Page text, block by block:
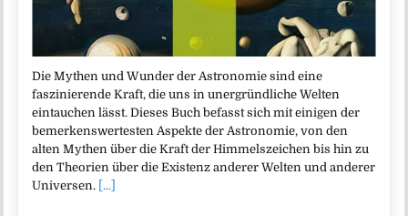
Die Mythen und Wunder der Astronomie sind eine
faszinierende Kraft, die uns in unergründliche Welten
eintauchen lässt. Dieses Buch befasst sich mit einigen der
bemerkenswertesten Aspekte der Astronomie, von den
alten Mythen über die Kraft der Himmelszeichen bis hin zu
den Theorien über die Existenz anderer Welten und anderer
Universen. [...]